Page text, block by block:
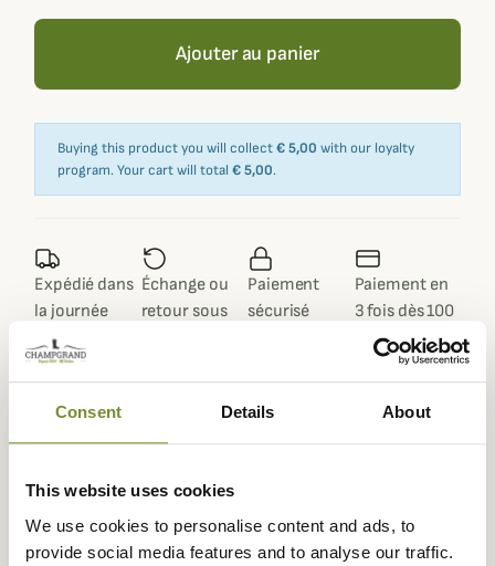
Consent Details About
This website uses cookies
We use cookies to personalise content and ads, to
provide social media features and to analyse our traffic.
Ajouter au panier
Buying this product you will collect€ 5,00 with our loyalty
program. Your cart will total € 5,00.
Expédié dans
la journée
Échange ou
retour sous
Paiement
sécurisé
Paiement en
3 fois dès 100
euros
Beschrijving
Seeland biedt je de veelzijdige Key-Point Reinforced
broek voor het jachtseizoen. De broek is gemaakt van een